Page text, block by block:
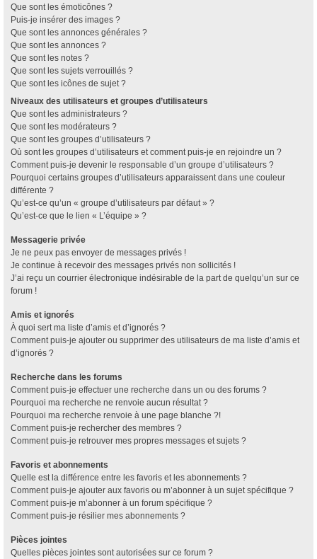
Que sont les émoticônes ?
Puis-je insérer des images ?
Que sont les annonces générales ?
Que sont les annonces ?
Que sont les notes ?
Que sont les sujets verrouillés ?
Que sont les icônes de sujet ?
Niveaux des utilisateurs et groupes d’utilisateurs
Que sont les administrateurs ?
Que sont les modérateurs ?
Que sont les groupes d’utilisateurs ?
Où sont les groupes d’utilisateurs et comment puis-je en rejoindre un ?
Comment puis-je devenir le responsable d’un groupe d’utilisateurs ?
Pourquoi certains groupes d’utilisateurs apparaissent dans une couleur
différente ?
Qu’est-ce qu’un « groupe d’utilisateurs par défaut » ?
Qu’est-ce que le lien « L’équipe » ?
Messagerie privée
Je ne peux pas envoyer de messages privés !
Je continue à recevoir des messages privés non sollicités !
J’ai reçu un courrier électronique indésirable de la part de quelqu’un sur ce
forum !
Amis et ignorés
À quoi sert ma liste d’amis et d’ignorés ?
Comment puis-je ajouter ou supprimer des utilisateurs de ma liste d’amis et
d’ignorés ?
Recherche dans les forums
Comment puis-je effectuer une recherche dans un ou des forums ?
Pourquoi ma recherche ne renvoie aucun résultat ?
Pourquoi ma recherche renvoie à une page blanche ?!
Comment puis-je rechercher des membres ?
Comment puis-je retrouver mes propres messages et sujets ?
Favoris et abonnements
Quelle est la différence entre les favoris et les abonnements ?
Comment puis-je ajouter aux favoris ou m’abonner à un sujet spécifique ?
Comment puis-je m’abonner à un forum spécifique ?
Comment puis-je résilier mes abonnements ?
Pièces jointes
Quelles pièces jointes sont autorisées sur ce forum ?